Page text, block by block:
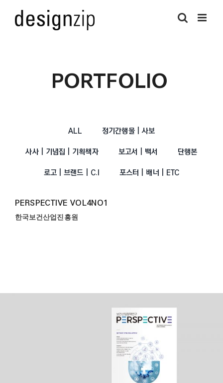
content
PORTFOLIO
ALL
정기간행물 | 사보
사사 | 기념집 | 기획책자
보고서 | 백서
단행본
로고 | 브랜드 | C.I
포스터 | 배너 | ETC
PERSPECTIVE VOL4NO1
한국보건산업진흥원